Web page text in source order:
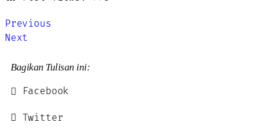
Previous
Next
Bagikan Tulisan ini:
Facebook
Twitter